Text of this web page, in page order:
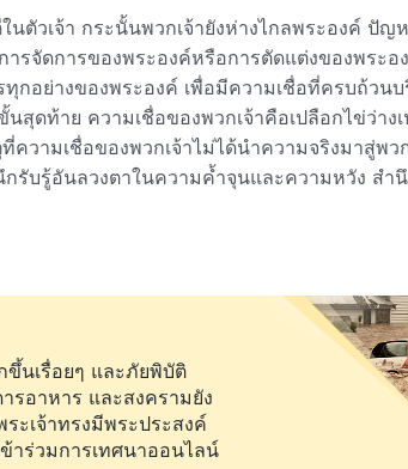
เจ้ายังห่างไกลพระองค์ ปัญหาที่นี่คืออะไร? พวกเจ้ายอมรับเพียง
รจัดการของพระองค์หรือการตัดแต่งของพระอ
างของพระองค์ เพื่อมีความเชื่อที่ครบถ้วนบริบูรณ์ในพ
วามค้ำจุนและความหวัง สำนึกรับรู้แห่งความค้ำจุนและความหวัง
เป็นอะไรนอกไปจากการพยายามที่จะประจบประ
อยู่ของ
ะลึกรู้ถึงทรรศนะต่างๆ ของพวกเจ้า เราชมเชย
น แต่ไม่เคยชมเชยบรรดาผู้ที่ไม่เคยยอมรับรู้ถึง
ขึ้นเรื่อยๆ และภัยพิบัติ
รอาหาร และสงครามยัง
ะเจ้าทรงมีพระประสงค์
าร่วมการเทศนาออนไลน์